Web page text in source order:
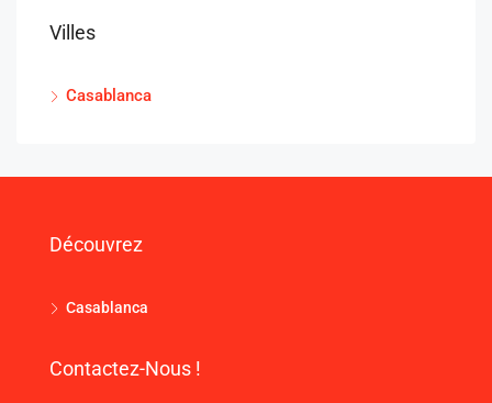
Villes
Casablanca
Découvrez
Casablanca
Contactez-Nous !